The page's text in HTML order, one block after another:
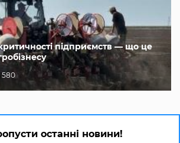
критичності підприємств — що це
580
останні новини!